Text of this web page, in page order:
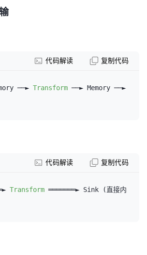
──► Transform ──► Memory ──►
代码解读 复制代码
Transform ═══════► Sink (直接内
代码解读 复制代码